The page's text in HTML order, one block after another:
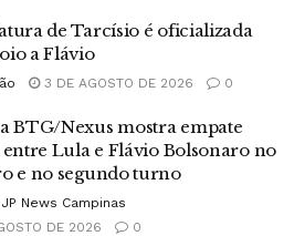
de Tarcísio é oficializada
a Flávio
3 DE AGOSTO DE 2026 0
BTG/Nexus mostra empate
Lula e Flávio Bolsonaro no
e no segundo turno
News Campinas
DE 2026
0